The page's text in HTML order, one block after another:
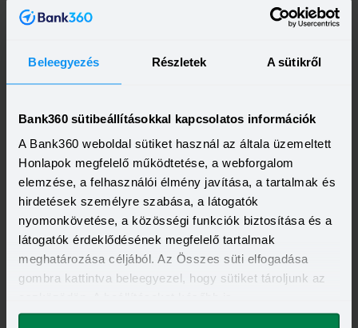
Beleegyezés Részletek A sütikről
Bank360 sütibeállításokkal kapcsolatos információk
A Bank360 weboldal sütiket használ az általa üzemeltett
Honlapok megfelelő működtetése, a webforgalom
elemzése, a felhasználói élmény javítása, a tartalmak és
hirdetések személyre szabása, a látogatók
nyomonkövetése, a közösségi funkciók biztosítása és a
látogatók érdeklődésének megfelelő tartalmak
meghatározása céljából. Az Összes süti elfogadása
gombra kattintva beleegyezel, hogy sütiket tároljunk az
megváltoztathatod.
500 000 - 15 000 000 Ft
13,20 - 21,10% 10,99 - 18,49%
KEDVEZMÉNY FELTÉTELEI
Minimum életkor:
21 év
Minimum munkaviszony:
Minimum jövedelem:
Visszahívást szeretnék